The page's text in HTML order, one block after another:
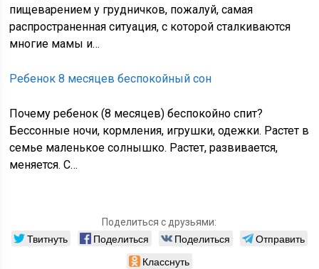
пищеварением у грудничков, пожалуй, самая
распространенная ситуация, с которой сталкиваются
многие мамы и…
Ребенок 8 месяцев беспокойный сон
Почему ребенок (8 месяцев) беспокойно спит?
Бессонные ночи, кормления, игрушки, одежки. Растет в
семье маленькое солнышко. Растет, развивается,
меняется. С…
Поделиться с друзьями:
Твитнуть Поделиться Поделиться
Отправить
Класснуть